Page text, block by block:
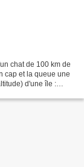
chat de 100 km de
cap et la queue une
d'une île :